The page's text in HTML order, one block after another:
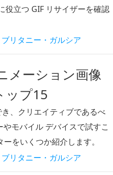
役立つ GIF リサイザーを確認
ブリタニー・ガルシア
メーション画像
ップ15
、クリエイティブであるべ
モバイル デバイスで試すこ
をいくつか紹介します。
ブリタニー・ガルシア